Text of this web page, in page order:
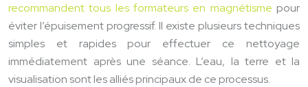
recommandent tous les formateurs en magnétisme pour
éviter l’épuisement progressif. Il existe plusieurs techniques
simples et rapides pour effectuer ce nettoyage
immédiatement après une séance. L’eau, la terre et la
visualisation sont les alliés principaux de ce processus.